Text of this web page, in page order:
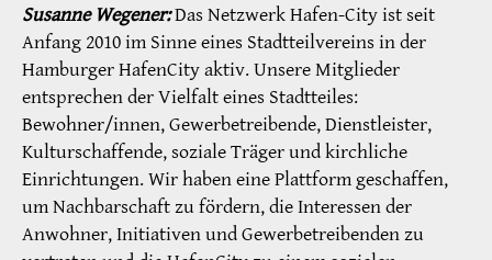
Susanne Wegener:Das Netzwerk Hafen-City ist seit
Anfang 2010 im Sinne eines Stadtteilvereins in der
Hamburger HafenCity aktiv. Unsere Mitglieder
entsprechen der Vielfalt eines Stadtteiles:
Bewohner/innen, Gewerbetreibende, Dienstleister,
Kulturschaffende, soziale Träger und kirchliche
Einrichtungen. Wir haben eine Plattform geschaffen,
um Nachbarschaft zu fördern, die Interessen der
Anwohner, Initiativen und Gewerbetreibenden zu